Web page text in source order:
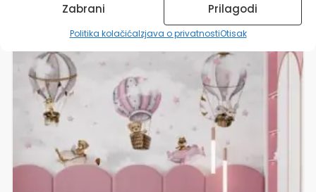
Zabrani Prilagodi
Politika kolačićaIzjava o privatnostiOtisak
Povezani proizvodi
proizvod
ima
više
varijanti.
Opcije
mogu
odabrati